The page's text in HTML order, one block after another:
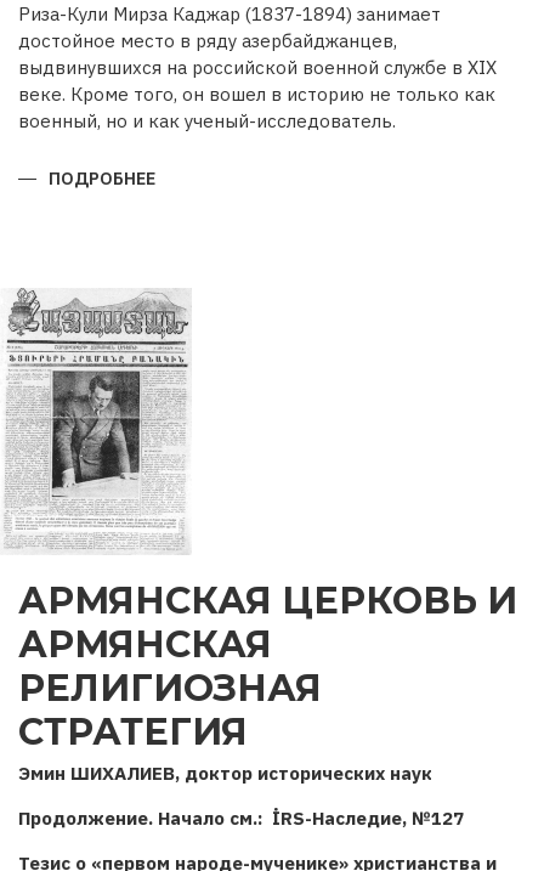
Риза-Кули Мирза Каджар (1837-1894) занимает
достойное место в ряду азербайджанцев,
выдвинувшихся на российской военной службе в XIX
веке. Кроме того, он вошел в историю не только как
военный, но и как ученый-исследователь.
ПОДРОБНЕЕ
ГЕОГРАФ
АРМЯНСКАЯ ЦЕРКОВЬ И
АРМЯНСКАЯ
РЕЛИГИОЗНАЯ
СТРАТЕГИЯ
Эмин ШИХАЛИЕВ, доктор исторических наук
Продолжение. Начало см.: İRS-Наследие, №127
Тезис о «первом народе-мученике» христианства и